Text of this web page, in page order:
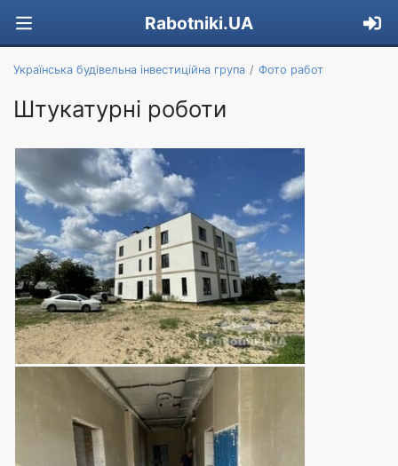
Rabotniki.UA
Українська будівельна інвестиційна група Фото работ
Штукатурні роботи